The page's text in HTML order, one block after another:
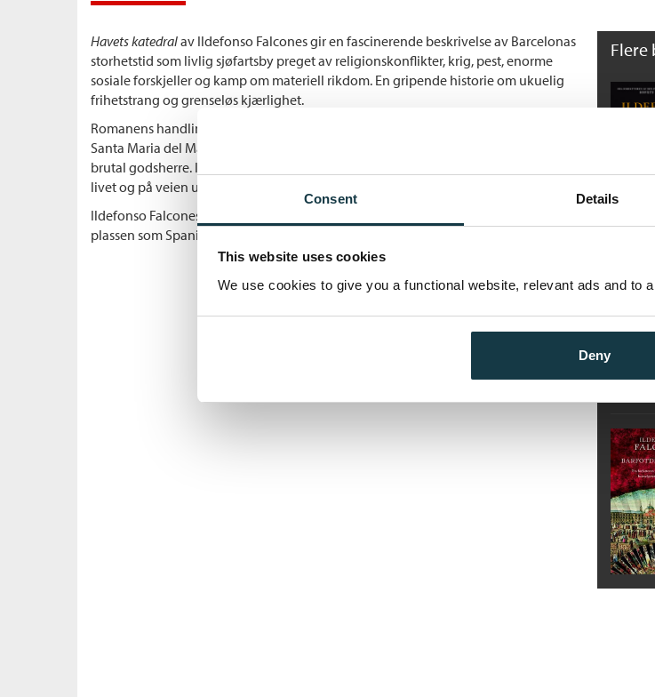
Consent Details
This website uses cookies
We use cookies to give you a functional website, relevant ads and to
Deny
Havets katedralav Ildefonso Falcones gir en fascinerende beskrivelse av Barcelonas
storhetstid som livlig sjøfartsby preget av religionskonflikter, krig, pest, enorme
sosiale forskjeller og kamp om materiell rikdom. En gripende historie om ukuelig
frihetstrang og grenseløs kjærlighet.
Romanens handling er lagt til Barcelona på 1300-tallet og byggingen av katedralen
Santa Maria del Mar. Bernat Estanyol flykter sammen med sønnen sin, Arnau, fra en
brutal godsherre. I storbyen møter Arnau mennesker som skal følge ham resten av
livet og på veien ut av fattigdommen til han blir en av Barcelonas rikeste menn.
Ildefonso Falcones har med sine romaner
plassen som Spanias mestselgende historiske forfatter noensinne.
Flere